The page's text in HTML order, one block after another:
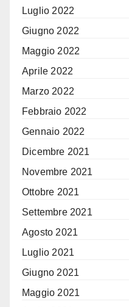
Luglio 2022
Giugno 2022
Maggio 2022
Aprile 2022
Marzo 2022
Febbraio 2022
Gennaio 2022
Dicembre 2021
Novembre 2021
Ottobre 2021
Settembre 2021
Agosto 2021
Luglio 2021
Giugno 2021
Maggio 2021